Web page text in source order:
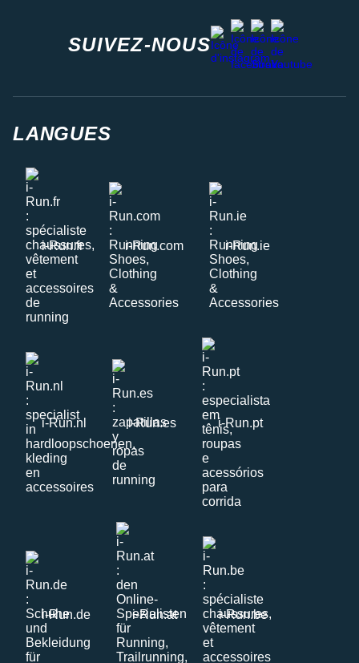
SUIVEZ-NOUS
instagram
facebook
stravayoutube
LANGUES
i-Run.fr i-Run.com i-Run.ie
i-Run.nl i-Run.es i-Run.pt
i-Run.de i-Run.at i-Run.be